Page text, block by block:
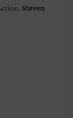
Steven